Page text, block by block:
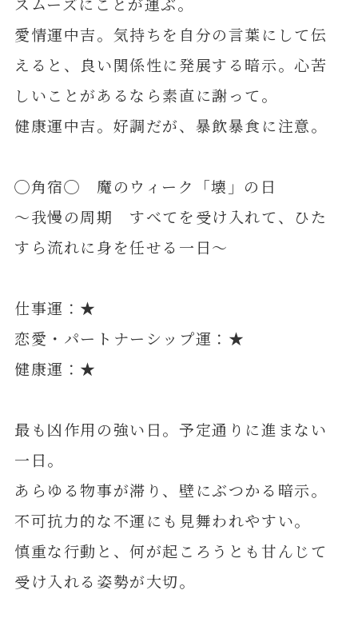
愛情運中吉。気持ちを自分の言葉にして伝
えると、良い関係性に発展する暗示。心苦
しいことがあるなら素直に謝って。
健康運中吉。好調だが、暴飲暴食に注意。
◯角宿◯ 魔のウィーク「壊」の日
～我慢の周期 すべてを受け入れて、ひた
すら流れに身を任せる一日～
仕事運：★
恋愛・パートナーシップ運：★
健康運：★
最も凶作用の強い日。予定通りに進まない
一日。
あらゆる物事が滞り、壁にぶつかる暗示。
不可抗力的な不運にも見舞われやすい。
慎重な行動と、何が起ころうとも甘んじて
受け入れる姿勢が大切。